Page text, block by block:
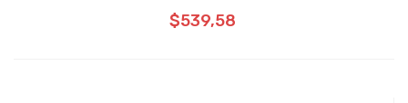
$539,58